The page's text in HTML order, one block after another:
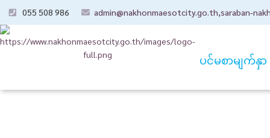
055 508 986 admin@nakhonmaesotcity.go.th,saraban-
ပင်မစာမျက်နှာ